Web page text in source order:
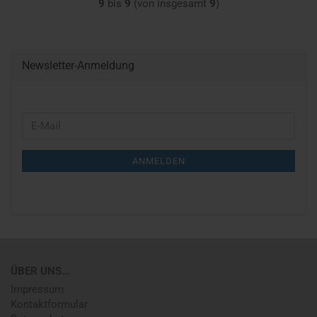
9 bis 9 (von insgesamt 9)
Newsletter-Anmeldung
NEWSLETTER-
ANMELDEN